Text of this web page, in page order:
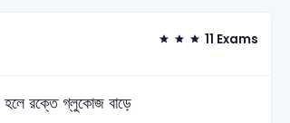
11 Exams
রক্তে গ্লুকোজ বাড়ে